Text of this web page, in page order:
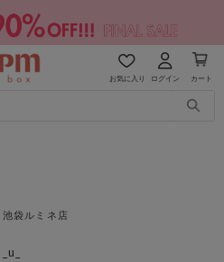
お気に入り ログイン カート
池袋ルミネ店